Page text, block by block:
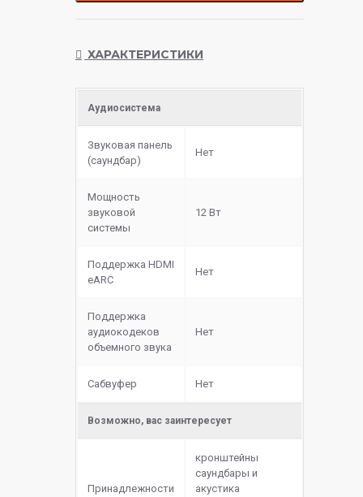
ХАРАКТЕРИСТИКИ
Аудиосистема
Звуковая панель
(саундбар)
Нет
Мощность
звуковой
системы
12 Вт
Поддержка HDMI
eARC
Нет
Поддержка
аудиокодеков
объемного звука
Нет
Сабвуфер Нет
Возможно, вас заинтересует
Принадлежности
кронштейны
саундбары и
акустика